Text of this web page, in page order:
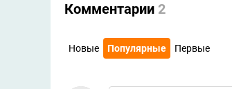
Комментарии 2
Новые Популярные Первые